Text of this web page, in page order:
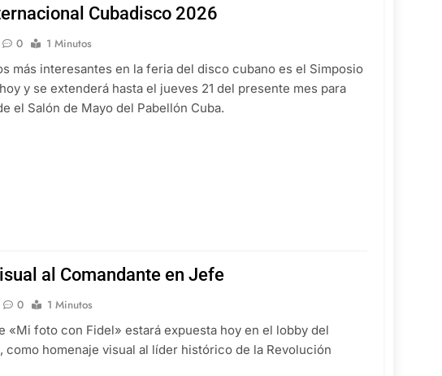
Cubadisco 2026
0
1 Minutos
más interesantes en la feria del disco cubano es el Simposio
y se extenderá hasta el jueves 21 del presente mes para
el Salón de Mayo del Pabellón Cuba.
al Comandante en Jefe
0
1 Minutos
«Mi foto con Fidel» estará expuesta hoy en el lobby del
como homenaje visual al líder histórico de la Revolución